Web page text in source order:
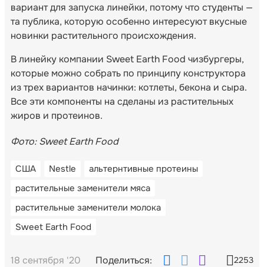
вариант для запуска линейки, потому что студенты —
та публика, которую особенно интересуют вкусные
новинки растительного происхождения.
В линейку компании Sweet Earth Food чизбургеры,
которые можно собрать по принципу конструктора
из трех вариантов начинки: котлеты, бекона и сыра.
Все эти компоненты на сделаны из растительных
жиров и протеинов.
Фото: Sweet Earth Food
США Nestle
альтернтивные протеины
растительные заменители мяса
растительные заменители молока
Sweet Earth Food
18 сентября '20 Поделиться: 2253